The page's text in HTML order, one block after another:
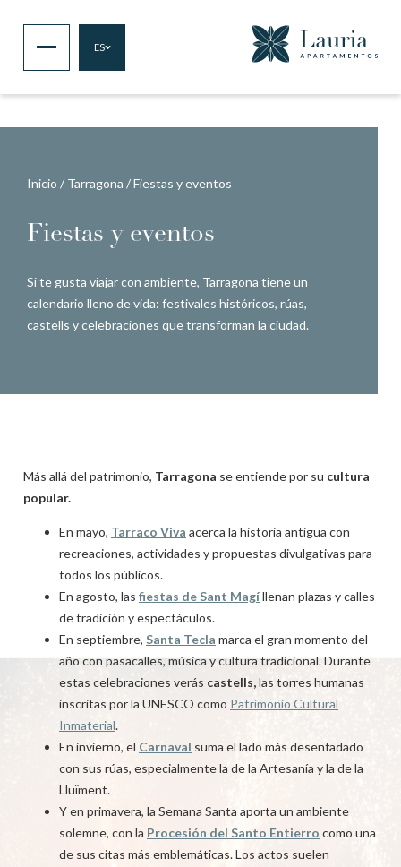
ES
Inicio / Tarragona /Fiestas y eventos
Fiestas y eventos
Si te gusta viajar con ambiente, Tarragona tiene un
calendario lleno de vida: festivales históricos, rúas,
castells y celebraciones que transforman la ciudad.
Más allá del patrimonio, Tarragona se entiende por su cultura
popular.
En mayo, Tarraco Viva acerca la historia antigua con
recreaciones, actividades y propuestas divulgativas para
todos los públicos.
En agosto, las fiestas de Sant Magíllenan plazas y calles
de tradición y espectáculos.
En septiembre, Santa Tecla marca el gran momento del
año con pasacalles, música y cultura tradicional. Durante
estas celebraciones verás castells,las torres humanas
inscritas por la UNESCO como Patrimonio Cultural
Inmaterial.
En invierno, el Carnaval suma el lado más desenfadado
con sus rúas, especialmente la de la Artesanía y la de la
Lluïment.
Y en primavera, la Semana Santa aporta un ambiente
solemne, con la Procesión del Santo Entierro como una
de sus citas más emblemáticas. Los actos suelen